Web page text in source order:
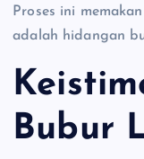
Proses ini
adalah hidangan
Bubur